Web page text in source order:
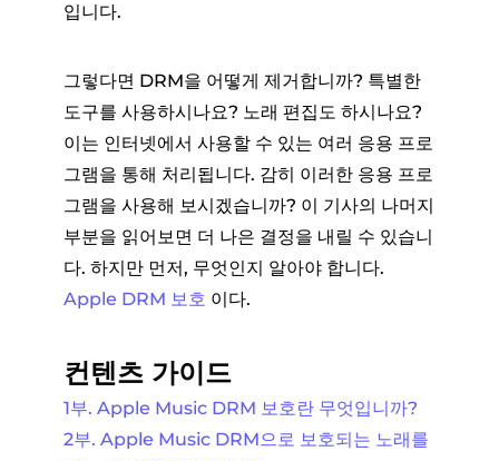
입니다.
그렇다면 DRM을 어떻게 제거합니까? 특별한
도구를 사용하시나요? 노래 편집도 하시나요?
이는 인터넷에서 사용할 수 있는 여러 응용 프로
그램을 통해 처리됩니다. 감히 이러한 응용 프로
그램을 사용해 보시겠습니까? 이 기사의 나머지
부분을 읽어보면 더 나은 결정을 내릴 수 있습니
다. 하지만 먼저, 무엇인지 알아야 합니다.
Apple DRM 보호 이다.
컨텐츠 가이드
1부. Apple Music DRM 보호란 무엇입니까?
2부. Apple Music DRM으로 보호되는 노래를